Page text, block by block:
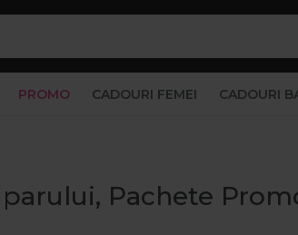
PROMO CADOURI FEMEI CADOURI
Pachete